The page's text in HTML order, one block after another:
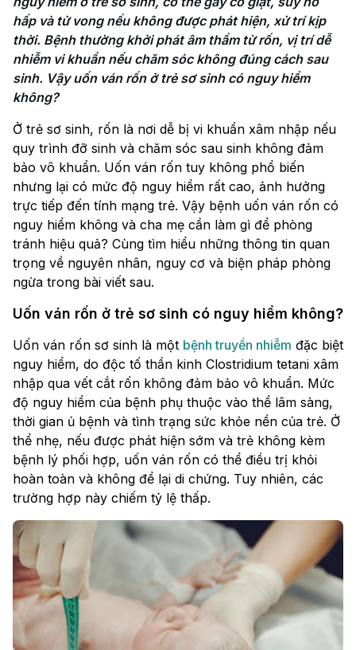
hấp và tử vong nếu không được phát hiện, xử trí kịp
thời. Bệnh thường khởi phát âm thầm từ rốn, vị trí dễ
nhiễm vi khuẩn nếu chăm sóc không đúng cách sau
sinh. Vậy uốn ván rốn ở trẻ sơ sinh có nguy hiểm
không?
Ở trẻ sơ sinh, rốn là nơi dễ bị vi khuẩn xâm nhập nếu
quy trình đỡ sinh và chăm sóc sau sinh không đảm
bảo vô khuẩn. Uốn ván rốn tuy không phổ biến
nhưng lại có mức độ nguy hiểm rất cao, ảnh hưởng
trực tiếp đến tính mạng trẻ. Vậy bệnh uốn ván rốn có
nguy hiểm không và cha mẹ cần làm gì để phòng
tránh hiệu quả? Cùng tìm hiểu những thông tin quan
trọng về nguyên nhân, nguy cơ và biện pháp phòng
ngừa trong bài viết sau.
Uốn ván rốn ở trẻ sơ sinh có nguy hiểm không?
Uốn ván rốn sơ sinh là một bệnh truyền nhiễm đặc biệt
nguy hiểm, do độc tố thần kinh Clostridium tetani xâm
nhập qua vết cắt rốn không đảm bảo vô khuẩn. Mức
độ nguy hiểm của bệnh phụ thuộc vào thể lâm sàng,
thời gian ủ bệnh và tình trạng sức khỏe nền của trẻ. Ở
thể nhẹ, nếu được phát hiện sớm và trẻ không kèm
bệnh lý phối hợp, uốn ván rốn có thể điều trị khỏi
hoàn toàn và không để lại di chứng. Tuy nhiên, các
trường hợp này chiếm tỷ lệ thấp.